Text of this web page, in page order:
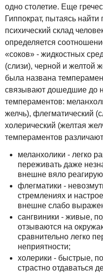
одно столетие. Еще
Гиппократ, пытаясь
психический склад
определяется
«соков» - жидкостных
(слизи), черной и желтой
была названа
связывают дошедшие до
темпераментов:
желчь), флегматический
холерический (желтая
темпераментов
меланхолики - легко
переживать даже
внешне вяло
флегматики -
стремлениях и
внешне слабо
сангвиники - живые,
отзываются на
сравнительно легко
неприятности;
холерики - быстрые,
страстно отдаваться